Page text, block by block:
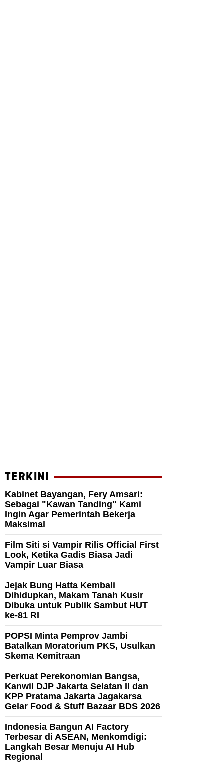
TERKINI
Kabinet Bayangan, Fery Amsari:
Sebagai "Kawan Tanding" Kami
Ingin Agar Pemerintah Bekerja
Maksimal
Film Siti si Vampir Rilis Official First
Look, Ketika Gadis Biasa Jadi
Vampir Luar Biasa
Jejak Bung Hatta Kembali
Dihidupkan, Makam Tanah Kusir
Dibuka untuk Publik Sambut HUT
ke-81 RI
POPSI Minta Pemprov Jambi
Batalkan Moratorium PKS, Usulkan
Skema Kemitraan
Perkuat Perekonomian Bangsa,
Kanwil DJP Jakarta Selatan II dan
KPP Pratama Jakarta Jagakarsa
Gelar Food & Stuff Bazaar BDS 2026
Indonesia Bangun AI Factory
Terbesar di ASEAN, Menkomdigi:
Langkah Besar Menuju AI Hub
Regional